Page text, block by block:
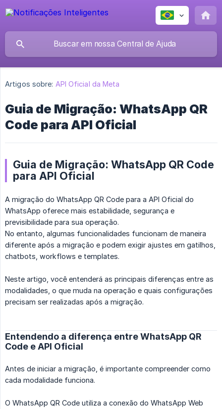
Artigos sobre: API Oficial da Meta
Guia de Migração: WhatsApp QR
Code para API Oficial
Guia de Migração: WhatsApp QR Code
para API Oficial
A migração do WhatsApp QR Code para a API Oficial do
WhatsApp oferece mais estabilidade, segurança e
previsibilidade para sua operação.
No entanto, algumas funcionalidades funcionam de maneira
diferente após a migração e podem exigir ajustes em gatilhos,
chatbots, workflows e templates.
Neste artigo, você entenderá as principais diferenças entre as
modalidades, o que muda na operação e quais configurações
precisam ser realizadas após a migração.
Entendendo a diferença entre WhatsApp QR
Code e API Oficial
Antes de iniciar a migração, é importante compreender como
cada modalidade funciona.
O WhatsApp QR Code utiliza a conexão do WhatsApp Web